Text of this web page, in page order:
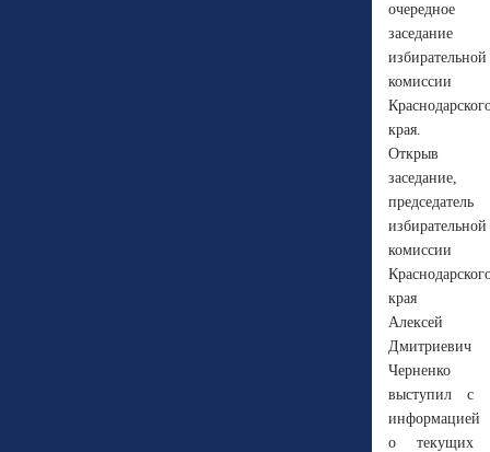
очередное
заседание
избирательной
комиссии
края.
Открыв
заседание,
председатель
избирательной
комиссии
края
Алексей
Дмитриевич
Черненко
выступил с
информацией
о текущих